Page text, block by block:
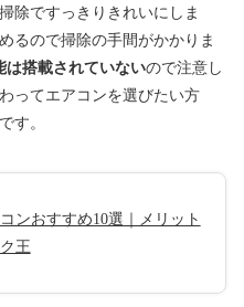
除ですっきりきれいにしま
るので掃除の手間がかかりま
は搭載されていないので注意し
ってエアコンを選びたい方
す。
ンおすすめ10選｜メリット
王